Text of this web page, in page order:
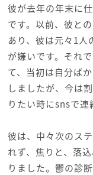
彼が去年の年末に
です。以前、彼と
あり、彼は元々1人
が嫌いです。それ
て、当初は自分ば
しましたが、今は
りたい時にsnsで連
彼は、中々次のス
れず、焦りと、落
りました。鬱の診